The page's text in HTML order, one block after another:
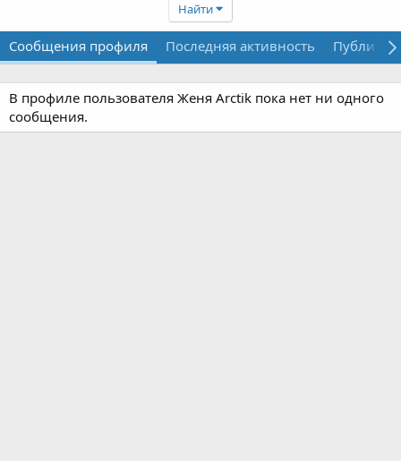
Найти
Сообщения профиля Последняя активность
В профиле пользователя Женя Arctik пока нет ни одного
сообщения.